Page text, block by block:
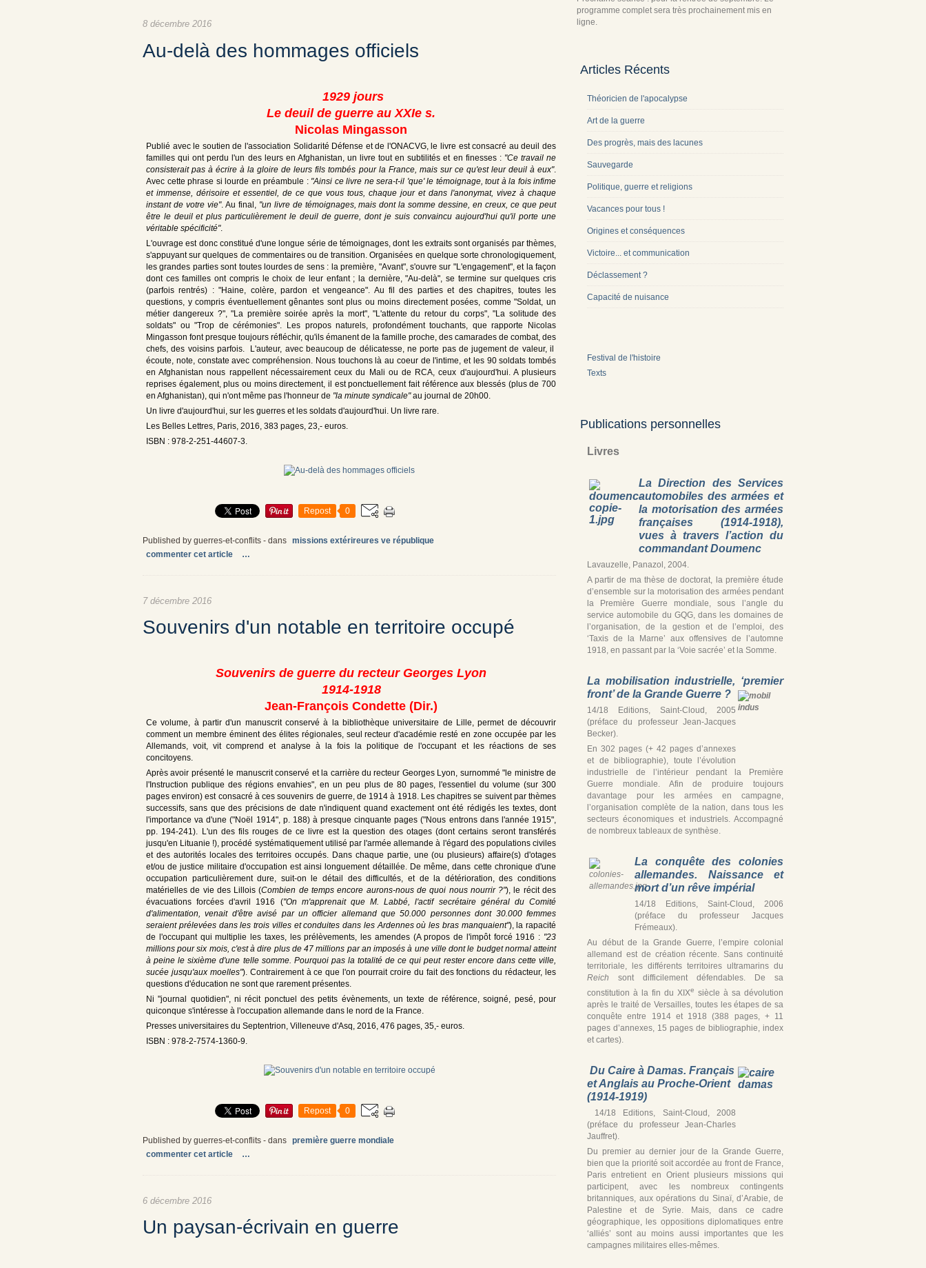
8 décembre 2016
Au-delà des hommages officiels
1929 jours
Le deuil de guerre au XXIe s.
Nicolas Mingasson
Publié avec le soutien de l'association Solidarité Défense et de l'ONACVG, le livre est consacré au deuil des
familles qui ont perdu l'un des leurs en Afghanistan, un livre tout en subtilités et en finesses : "Ce travail ne
consisterait pas à écrire à la gloire de leurs fils tombés pour la France, mais sur ce qu'est leur deuil à eux".
Avec cette phrase si lourde en préambule : "Ainsi ce livre ne sera-t-il 'que' le témoignage, tout à la fois infime
et immense, dérisoire et essentiel, de ce que vous tous, chaque jour et dans l'anonymat, vivez à chaque
instant de votre vie". Au final, "un livre de témoignages, mais dont la somme dessine, en creux, ce que peut
être le deuil et plus particulièrement le deuil de guerre, dont je suis convaincu aujourd'hui qu'il porte une
véritable spécificité".
L'ouvrage est donc constitué d'une longue série de témoignages, dont les extraits sont organisés par thèmes,
s'appuyant sur quelques de commentaires ou de transition. Organisées en quelque sorte chronologiquement,
les grandes parties sont toutes lourdes de sens : la première, "Avant", s'ouvre sur "L'engagement", et la façon
dont ces familles ont compris le choix de leur enfant ; la dernière, "Au-delà", se termine sur quelques cris
(parfois rentrés) : "Haine, colère, pardon et vengeance". Au fil des parties et des chapitres, toutes les
questions, y compris éventuellement gênantes sont plus ou moins directement posées, comme "Soldat, un
métier dangereux ?", "La première soirée après la mort", "L'attente du retour du corps", "La solitude des
soldats" ou "Trop de cérémonies". Les propos naturels, profondément touchants, que rapporte Nicolas
Mingasson font presque toujours réfléchir, qu'ils émanent de la famille proche, des camarades de combat, des
chefs, des voisins parfois. L'auteur, avec beaucoup de délicatesse, ne porte pas de jugement de valeur, il
écoute, note, constate avec compréhension. Nous touchons là au coeur de l'intime, et les 90 soldats tombés
en Afghanistan nous rappellent nécessairement ceux du Mali ou de RCA, ceux d'aujourd'hui. A plusieurs
reprises également, plus ou moins directement, il est ponctuellement fait référence aux blessés (plus de 700
en Afghanistan), qui n'ont même pas l'honneur de "la minute syndicale"au journal de 20h00.
Un livre d'aujourd'hui, sur les guerres et les soldats d'aujourd'hui. Un livre rare.
Les Belles Lettres, Paris, 2016, 383 pages, 23,- euros.
ISBN : 978-2-251-44607-3.
Repost 0
Published by guerres-et-conflits - dans missions extérireures ve république
commenter cet article
…
7 décembre 2016
Souvenirs d'un notable en territoire occupé
Souvenirs de guerre du recteur Georges Lyon
1914-1918
Jean-François Condette (Dir.)
Ce volume, à partir d'un manuscrit conservé à la bibliothèque universitaire de Lille, permet de découvrir
comment un membre éminent des élites régionales, seul recteur d'académie resté en zone occupée par les
Allemands, voit, vit comprend et analyse à la fois la politique de l'occupant et les réactions de ses
concitoyens.
Après avoir présenté le manuscrit conservé et la carrière du recteur Georges Lyon, surnommé "le ministre de
l'Instruction publique des régions envahies", en un peu plus de 80 pages, l'essentiel du volume (sur 300
pages environ) est consacré à ces souvenirs de guerre, de 1914 à 1918. Les chapitres se suivent par thèmes
successifs, sans que des précisions de date n'indiquent quand exactement ont été rédigés les textes, dont
l'importance va d'une ("Noël 1914", p. 188) à presque cinquante pages ("Nous entrons dans l'année 1915",
pp. 194-241). L'un des fils rouges de ce livre est la question des otages (dont certains seront transférés
jusqu'en Lituanie !), procédé systématiquement utilisé par l'armée allemande à l'égard des populations civiles
et des autorités locales des territoires occupés. Dans chaque partie, une (ou plusieurs) affaire(s) d'otages
et/ou de justice militaire d'occupation est ainsi longuement détaillée. De même, dans cette chronique d'une
occupation particulièrement dure, suit-on le détail des difficultés, et de la détérioration, des conditions
matérielles de vie des Lillois (Combien de temps encore aurons-nous de quoi nous nourrir ?"), le récit des
évacuations forcées d'avril 1916 ("On m'apprenait que M. Labbé, l'actif secrétaire général du Comité
d'alimentation, venait d'être avisé par un officier allemand que 50.000 personnes dont 30.000 femmes
seraient prélevées dans les trois villes et conduites dans les Ardennes où les bras manquaient"), la rapacité
de l'occupant qui multiplie les taxes, les prélèvements, les amendes (A propos de l'impôt forcé 1916 : "23
millions pour six mois, c'est à dire plus de 47 millions par an imposés à une ville dont le budget normal atteint
à peine le sixième d'une telle somme. Pourquoi pas la totalité de ce qui peut rester encore dans cette ville,
sucée jusqu'aux moelles"). Contrairement à ce que l'on pourrait croire du fait des fonctions du rédacteur, les
questions d'éducation ne sont que rarement présentes.
Ni "journal quotidien", ni récit ponctuel des petits évènements, un texte de référence, soigné, pesé, pour
quiconque s'intéresse à l'occupation allemande dans le nord de la France.
Presses universitaires du Septentrion, Villeneuve d'Asq, 2016, 476 pages, 35,- euros.
ISBN : 978-2-7574-1360-9.
Repost 0
Published by guerres-et-conflits - dans première guerre mondiale
commenter cet article
…
6 décembre 2016
Un paysan-écrivain en guerre
programme complet sera très prochainement mis en
ligne.
Articles Récents
Théoricien de l'apocalypse
Art de la guerre
Des progrès, mais des lacunes
Sauvegarde
Politique, guerre et religions
Vacances pour tous !
Origines et conséquences
Victoire... et communication
Déclassement ?
Capacité de nuisance
Festival de l'histoire
Texts
Publications personnelles
Livres
La Direction des Services
automobiles des armées et
la motorisation des armées
françaises (1914-1918),
vues à travers l’action du
commandant Doumenc
Lavauzelle, Panazol, 2004.
A partir de ma thèse de doctorat, la première étude
d’ensemble sur la motorisation des armées pendant
la Première Guerre mondiale, sous l’angle du
service automobile du GQG, dans les domaines de
l’organisation, de la gestion et de l’emploi, des
‘Taxis de la Marne’ aux offensives de l’automne
1918, en passant par la ‘Voie sacrée’ et la Somme.
La mobilisation industrielle, ‘premier
front’ de la Grande Guerre ?
14/18 Editions, Saint-Cloud, 2005
(préface du professeur Jean-Jacques
Becker).
En 302 pages (+ 42 pages d’annexes
et de bibliographie), toute l’évolution
industrielle de l’intérieur pendant la Première
Guerre mondiale. Afin de produire toujours
davantage pour les armées en campagne,
l’organisation complète de la nation, dans tous les
secteurs économiques et industriels. Accompagné
de nombreux tableaux de synthèse.
La conquête des colonies
allemandes. Naissance et
mort d’un rêve impérial
14/18 Editions, Saint-Cloud, 2006
(préface du professeur Jacques
Frémeaux).
Au début de la Grande Guerre, l’empire colonial
allemand est de création récente. Sans continuité
territoriale, les différents territoires ultramarins du
Reich sont difficilement défendables. De sa
constitution à la fin du XIXe siècle à sa dévolution
après le traité de Versailles, toutes les étapes de sa
conquête entre 1914 et 1918 (388 pages, + 11
pages d’annexes, 15 pages de bibliographie, index
et cartes).
Du Caire à Damas. Français
et Anglais au Proche-Orient
(1914-1919)
14/18 Editions, Saint-Cloud, 2008
(préface du professeur Jean-Charles
Jauffret).
Du premier au dernier jour de la Grande Guerre,
bien que la priorité soit accordée au front de France,
Paris entretient en Orient plusieurs missions qui
participent, avec les nombreux contingents
britanniques, aux opérations du Sinaï, d’Arabie, de
Palestine et de Syrie. Mais, dans ce cadre
géographique, les oppositions diplomatiques entre
‘alliés’ sont au moins aussi importantes que les
campagnes militaires elles-mêmes.